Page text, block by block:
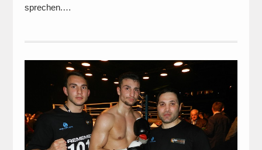
sprechen.…